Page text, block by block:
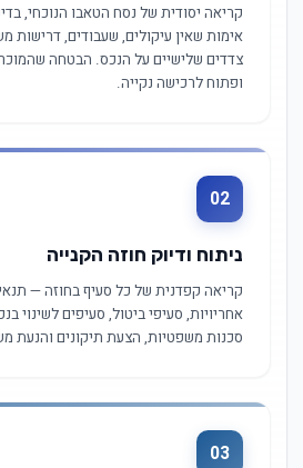
קריאה יסודית של נסח הטאבו הנוכחי,
אימות שאין עיקולים, שעבודים, דרישות
צדדים שלישיים על הנכס. הבטחה שהמוכר
ופתוח לרכישה נקייה.
02
ניתוח ודיוק חוזה הקנייה
קריאה קפדנית של כל סעיף בחוזה —
אחריויות, סעיפי ביטול, סעיפים לשינוי
סכנות משפטיות, הצעת תיקונים והנעת
03